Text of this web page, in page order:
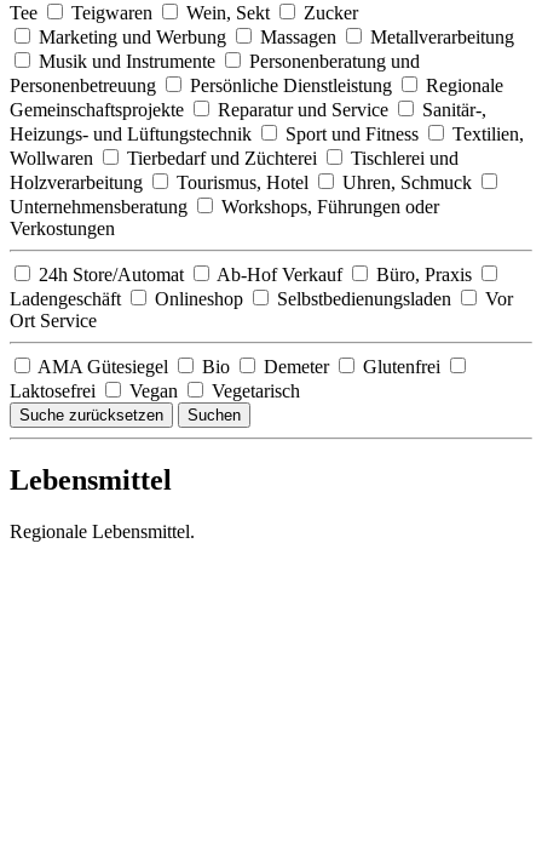
Tee
Teigwaren Wein, Sekt
Zucker
Marketing und Werbung
Massagen
Metallverarbeitung
Musik und Instrumente
Personenberatung und
Personenbetreuung
Persönliche Dienstleistung
Regionale
Gemeinschaftsprojekte
Reparatur und Service
Sanitär-,
Heizungs- und Lüftungstechnik
Sport und Fitness
Textilien,
Wollwaren
Tierbedarf und Züchterei
Tischlerei und
Holzverarbeitung
Tourismus, Hotel
Uhren, Schmuck
Unternehmensberatung
Workshops, Führungen oder
Verkostungen
24h Store/Automat Ab-Hof Verkauf
Büro, Praxis
Ladengeschäft
Onlineshop Selbstbedienungsladen
Vor
Ort Service
AMA Gütesiegel Bio Demeter
Glutenfrei
Laktosefrei
Vegan Vegetarisch
Suche zurücksetzen Suchen
Lebensmittel
Regionale Lebensmittel.